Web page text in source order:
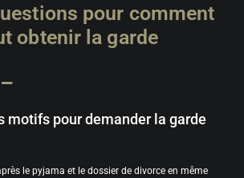
pour comment
obtenir la garde
motifs pour demander la garde
le pyjama et le dossier de divorce en même